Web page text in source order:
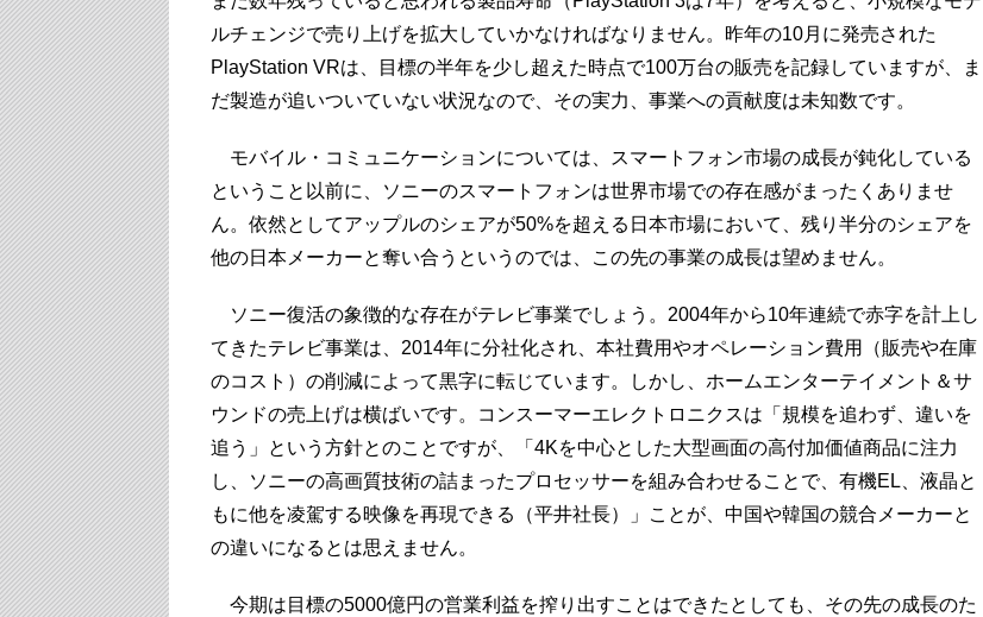
ルチェンジで売り上げを拡大していかなければなりません。昨年の10月に発売された
PlayStation VRは、目標の半年を少し超えた時点で100万台の販売を記録していますが、ま
だ製造が追いついていない状況なので、その実力、事業への貢献度は未知数です。
モバイル・コミュニケーションについては、スマートフォン市場の成長が鈍化している
ということ以前に、ソニーのスマートフォンは世界市場での存在感がまったくありませ
ん。依然としてアップルのシェアが50%を超える日本市場において、残り半分のシェアを
他の日本メーカーと奪い合うというのでは、この先の事業の成長は望めません。
ソニー復活の象徴的な存在がテレビ事業でしょう。2004年から10年連続で赤字を計上し
てきたテレビ事業は、2014年に分社化され、本社費用やオペレーション費用（販売や在庫
のコスト）の削減によって黒字に転じています。しかし、ホームエンターテイメント＆サ
ウンドの売上げは横ばいです。コンスーマーエレクトロニクスは「規模を追わず、違いを
追う」という方針とのことですが、「4Kを中心とした大型画面の高付加価値商品に注力
し、ソニーの高画質技術の詰まったプロセッサーを組み合わせることで、有機EL、液晶と
もに他を凌駕する映像を再現できる（平井社長）」ことが、中国や韓国の競合メーカーと
の違いになるとは思えません。
今期は目標の5000億円の営業利益を搾り出すことはできたとしても、その先の成長のた